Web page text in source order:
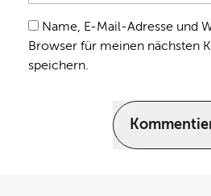
Name, E-Mail-Adresse und
Browser für meinen nächsten
speichern.